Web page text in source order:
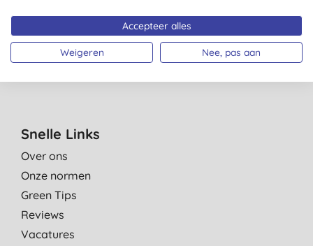
Je meldt je aan op e-mails van Big Green Smile Europe. Zie ons
privacybeleid. Je kan je te allen tijde uitschrijven.Algemene
voorwaarden.
Snelle Links
Over ons
Onze normen
Green Tips
Reviews
Vacatures
Accepteer alles
Weigeren Nee, pas aan